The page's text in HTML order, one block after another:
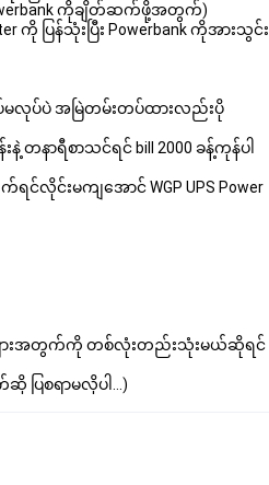
Powerbank ကိုချိတ်ဆက်ဖို့အတွက်)
ပြန်သုံးပြီး Powerbank ကိုအားသွင်း
ပ်မလုပ်ပဲ အမြဲတမ်းတပ်ထားလည်းပို
တနာရီစာသင်ရင် bill 2000 ခန့်ကုန်ပါ
င်းမကျအောင် WGP UPS Power
များများအတွက်ကို တစ်လုံးတည်းသုံးမယ်ဆိုရင်
ပြစရာမလိုပါ...)